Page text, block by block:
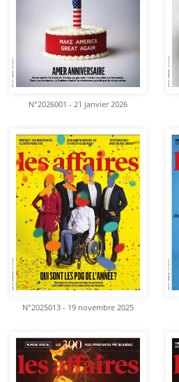
N°2026001 - 21 janvier 2026
N°2025013 - 19 novembre 2025